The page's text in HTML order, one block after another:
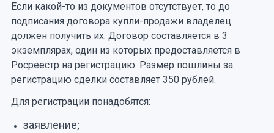
Если какой-то из документов отсутствует, то до
подписания договора купли-продажи владелец
должен получить их. Договор составляется в 3
экземплярах, один из которых предоставляется в
Росреестр на регистрацию. Размер пошлины за
регистрацию сделки составляет 350 рублей.
Для регистрации понадобятся:
заявление;